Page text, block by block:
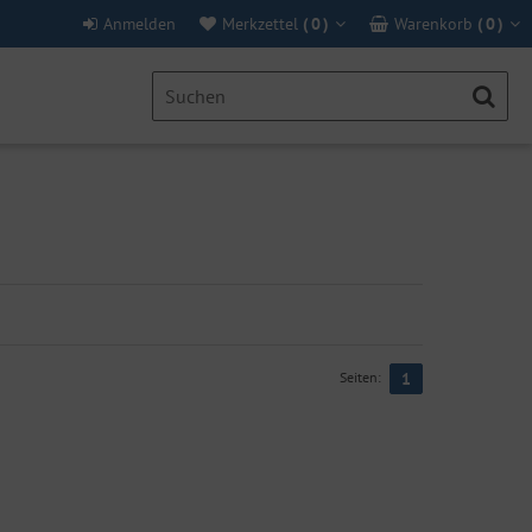
Warenkorb (0 )
Merkzettel (0 )
Anmelden
Seiten: 1